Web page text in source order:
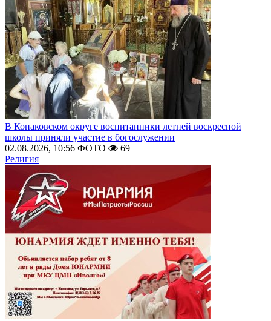
В Конаковском округе воспитанники летней воскресной
школы приняли участие в богослужении
02.08.2026, 10:56 ФОТО
69
Религия